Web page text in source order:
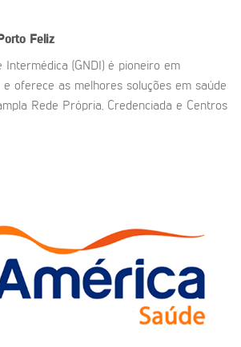
Feliz
Intermédica (GNDI) é pioneiro em
e oferece as melhores soluções em saúde
Rede Própria, Credenciada e Centros